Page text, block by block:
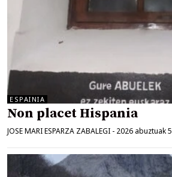
ESPAINIA
Non placet Hispania
JOSE MARI ESPARZA ZABALEGI - 2026 abuztuak 5